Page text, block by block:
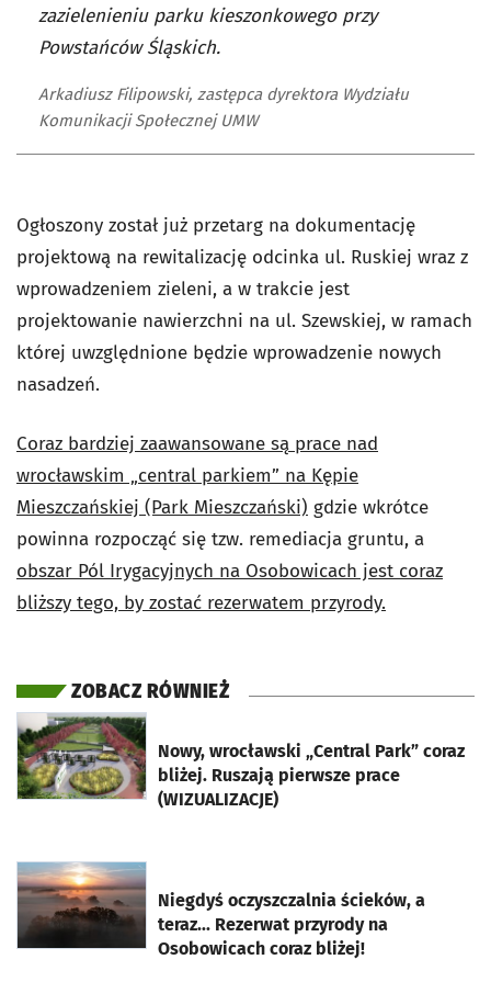
zazielenieniu parku kieszonkowego przy
Powstańców Śląskich.
Arkadiusz Filipowski, zastępca dyrektora Wydziału
Komunikacji Społecznej UMW
Ogłoszony został już przetarg na dokumentację
projektową na rewitalizację odcinka ul. Ruskiej wraz z
wprowadzeniem zieleni, a w trakcie jest
projektowanie nawierzchni na ul. Szewskiej, w ramach
której uwzględnione będzie wprowadzenie nowych
nasadzeń.
Coraz bardziej zaawansowane są prace nad
wrocławskim „central parkiem” na Kępie
Mieszczańskiej (Park Mieszczański) gdzie wkrótce
powinna rozpocząć się tzw. remediacja gruntu, a
obszar Pól Irygacyjnych na Osobowicach jest coraz
bliższy tego, by zostać rezerwatem przyrody.
ZOBACZ RÓWNIEŻ
Nowy, wrocławski „Central Park” coraz
bliżej. Ruszają pierwsze prace
(WIZUALIZACJE)
otworzy się w nowej karcie
Niegdyś oczyszczalnia ścieków, a
teraz... Rezerwat przyrody na
Osobowicach coraz bliżej!
otworzy się w nowej karcie